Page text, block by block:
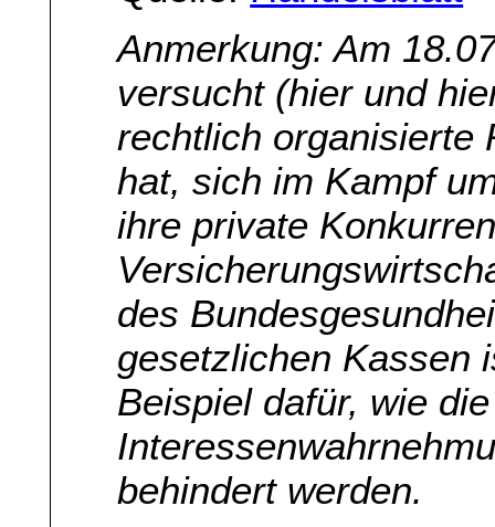
Anmerkung: Am
versucht (hier und
rechtlich organisierte
hat, sich im Kampf
ihre private
des
gesetzlichen Kassen
Beispiel dafür, wie
behindert werden.